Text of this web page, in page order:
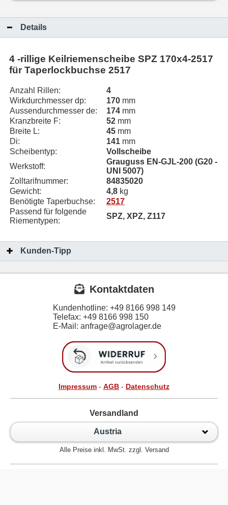
Details
4 -rillige Keilriemenscheibe SPZ 170x4-2517
für Taperlockbuchse 2517
Anzahl Rillen:
4
Wirkdurchmesser dp:
170 mm
Aussendurchmesser de:
174 mm
Kranzbreite F:
52 mm
Breite L:
45 mm
Di:
141 mm
Scheibentyp:
Vollscheibe
Werkstoff:
Grauguss EN-GJL-200 (G20 -
UNI 5007)
Zolltarifnummer:
84835020
Gewicht:
4,8 kg
Benötigte Taperbuchse:
2517
Passend für folgende
Riementypen:
SPZ, XPZ, Z117
Kunden-Tipp
Kontaktdaten
Kundenhotline: +49 8166 998 149
Telefax: +49 8166 998 150
E-Mail: anfrage@agrolager.de
Impressum - AGB - Datenschutz
Versandland
Austria
Alle Preise inkl. MwSt. zzgl. Versand